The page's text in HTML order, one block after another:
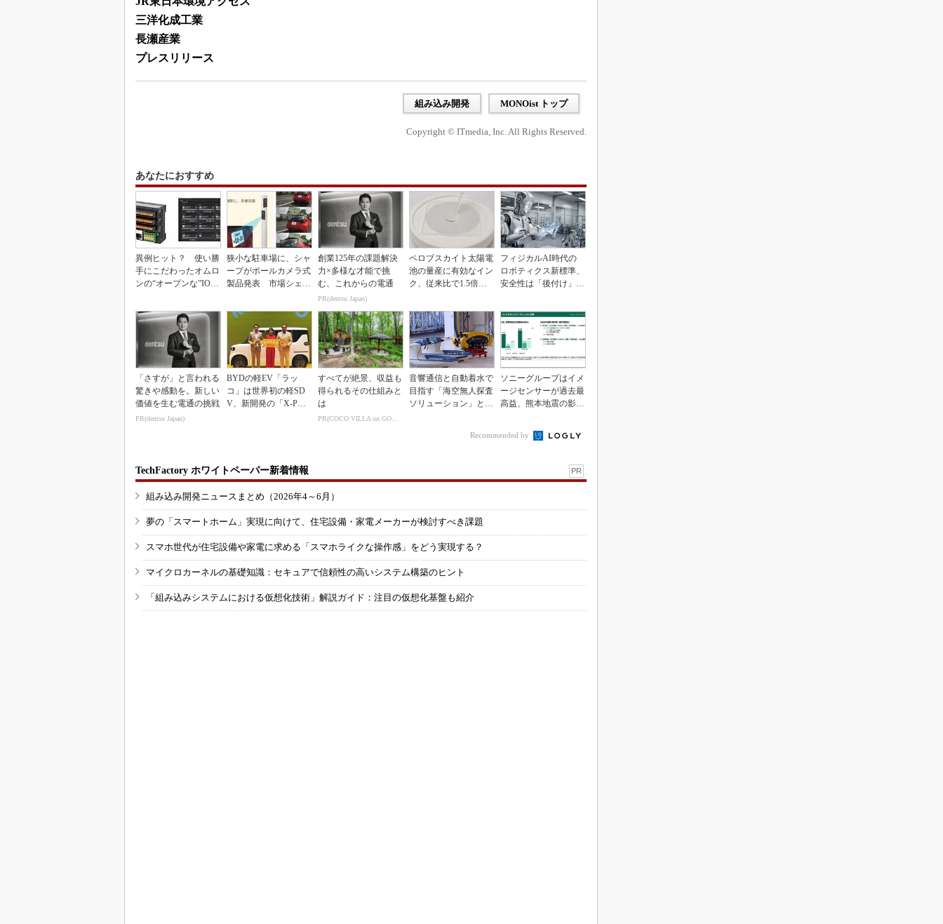
三洋化成工業
長瀬産業
プレスリリース
組み込み開発 MONOist トップ
Copyright © ITmedia, Inc. All Rights Reserved.
あなたにおすすめ
異例ヒット？ 使い勝
手にこだわったオムロ
ンの“オープンな”IO-L
狭小な駐車場に、シャ
ープがポールカメラ式
製品発表 市場シェア
創業125年の課題解決
力×多様な才能で挑
む、これからの電通
PR(dentsu Japan)
ペロブスカイト太陽電
池の量産に有効なイン
ク、従来比で1.5倍の
フィジカルAI時代の
ロボティクス新標準、
安全性は「後付け」で
「さすが」と言われる
驚きや感動を。新しい
価値を生む電通の挑戦
PR(dentsu Japan)
BYDの軽EV「ラッ
コ」は世界初の軽SD
V、新開発の「X-PAC
すべてが絶景、収益も
得られるその仕組みと
は
PR(COCO VILLA on GOETHE)
音響通信と自動着水で
目指す「海空無人探査
ソリューション」とは
ソニーグループはイメ
ージセンサーが過去最
高益、熊本地震の影響
Recommended by
TechFactory ホワイトペーパー新着情報 PR
組み込み開発ニュースまとめ（2026年4～6月）
夢の「スマートホーム」実現に向けて、住宅設備・家電メーカーが検討すべき課題
スマホ世代が住宅設備や家電に求める「スマホライクな操作感」をどう実現する？
マイクロカーネルの基礎知識：セキュアで信頼性の高いシステム構築のヒント
「組み込みシステムにおける仮想化技術」解説ガイド：注目の仮想化基盤も紹介